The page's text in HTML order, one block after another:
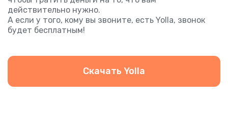
действительно нужно.
А если у того, кому вы звоните, есть Yolla, звонок
будет бесплатным!
Скачать Yolla